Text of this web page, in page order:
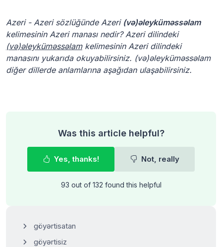
Azeri - Azeri sözlüğünde Azeri (və)əleyküməssəlam
kelimesinin Azeri manası nedir? Azeri dilindeki
(və)əleyküməssəlamkelimesinin Azeri dilindeki
manasını yukarıda okuyabilirsiniz. (və)əleyküməssəlam
diğer dillerde anlamlarına aşağıdan ulaşabilirsiniz.
Was this article helpful?
Yes, thanks! Not, really
93 out of 132 found this helpful
göyərtisatan
göyərtisiz